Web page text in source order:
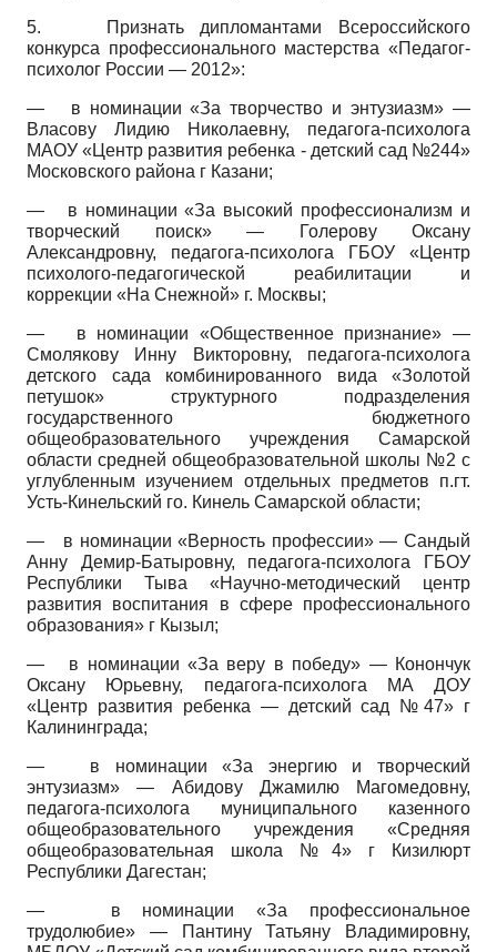
5.
Признать дипломантами Всероссийского
конкурса профессионального мастерства «Педагог-
психолог России — 2012»:
— в номинации «За творчество и энтузиазм» —
Власову Лидию Николаевну, педагога-психолога
МАОУ «Центр развития ребенка - детский сад №244»
Московского района г Казани;
— в номинации «За высокий профессионализм и
творческий поиск» — Голерову Оксану
Александровну, педагога-психолога ГБОУ «Центр
психолого-педагогической реабилитации и
коррекции «На Снежной» г. Москвы;
— в номинации «Общественное признание» —
Смолякову Инну Викторовну, педагога-психолога
детского сада комбинированного вида «Золотой
петушок» структурного подразделения
государственного бюджетного
общеобразовательного учреждения Самарской
области средней общеобразовательной школы №2 с
углубленным изучением отдельных предметов п.гт.
Усть-Кинельский го. Кинель Самарской области;
— в номинации «Верность профессии» — Сандый
Анну Демир-Батыровну, педагога-психолога ГБОУ
Республики Тыва «Научно-методический центр
развития воспитания в сфере профессионального
образования» г Кызыл;
— в номинации «За веру в победу» — Конончук
Оксану Юрьевну, педагога-психолога МА ДОУ
«Центр развития ребенка — детский сад №47» г
Калининграда;
— в номинации «За энергию и творческий
энтузиазм» — Абидову Джамилю Магомедовну,
педагога-психолога муниципального казенного
общеобразовательного учреждения «Средняя
общеобразовательная школа №4» г Кизилюрт
Республики Дагестан;
— в номинации «За профессиональное
трудолюбие» — Пантину Татьяну Владимировну,